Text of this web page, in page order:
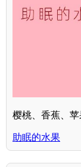
樱桃、香蕉、苹
助眠的水果